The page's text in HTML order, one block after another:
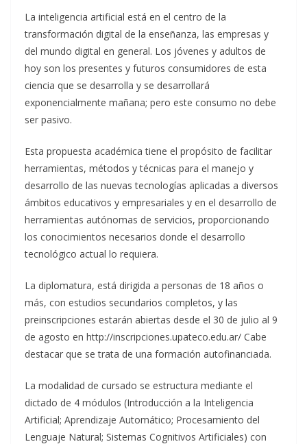
La inteligencia artificial está en el centro de la
transformación digital de la enseñanza, las empresas y
del mundo digital en general. Los jóvenes y adultos de
hoy son los presentes y futuros consumidores de esta
ciencia que se desarrolla y se desarrollará
exponencialmente mañana; pero este consumo no debe
ser pasivo.
Esta propuesta académica tiene el propósito de facilitar
herramientas, métodos y técnicas para el manejo y
desarrollo de las nuevas tecnologías aplicadas a diversos
ámbitos educativos y empresariales y en el desarrollo de
herramientas autónomas de servicios, proporcionando
los conocimientos necesarios donde el desarrollo
tecnológico actual lo requiera.
La diplomatura, está dirigida a personas de 18 años o
más, con estudios secundarios completos, y las
preinscripciones estarán abiertas desde el 30 de julio al 9
de agosto en http://inscripciones.upateco.edu.ar/ Cabe
destacar que se trata de una formación autofinanciada.
La modalidad de cursado se estructura mediante el
dictado de 4 módulos (Introducción a la Inteligencia
Artificial; Aprendizaje Automático; Procesamiento del
Lenguaje Natural; Sistemas Cognitivos Artificiales) con